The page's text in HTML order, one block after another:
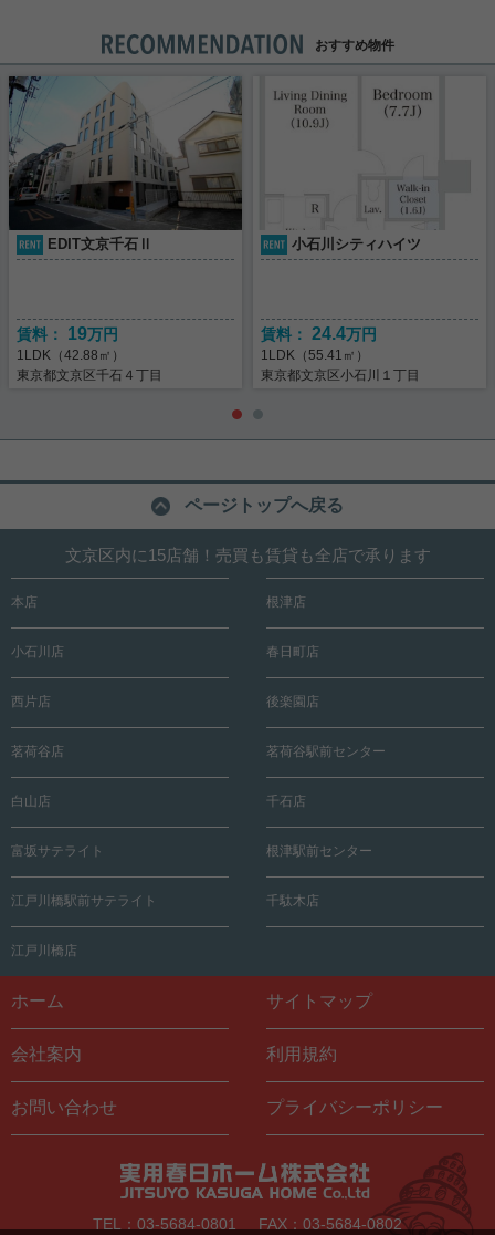
おすすめ物件
EDIT文京千石Ⅱ
賃料： 19万円
1LDK（42.88㎡）
東京都文京区千石４丁目
小石川シティハイツ
賃料： 24.4万円
1LDK（55.41㎡）
東京都文京区小石川１丁目
ページトップへ戻る
文京区内に15店舗！売買も賃貸も全店で承ります
本店 根津店
小石川店 春日町店
西片店 後楽園店
茗荷谷店 茗荷谷駅前センター
白山店 千石店
富坂サテライト 根津駅前センター
江戸川橋駅前サテライト 千駄木店
江戸川橋店
ホーム サイトマップ
会社案内 利用規約
お問い合わせ プライバシーポリシー
TEL：03-5684-0801 FAX：03-5684-0802